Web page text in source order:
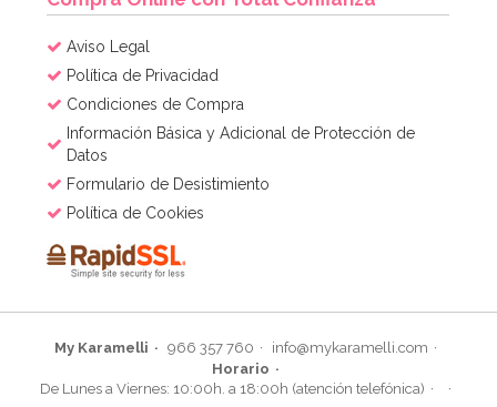
Aviso Legal
Política de Privacidad
Condiciones de Compra
Información Básica y Adicional de Protección de
Datos
Formulario de Desistimiento
Política de Cookies
My Karamelli 966 357 760
info@mykaramelli.com
Horario
De Lunes a Viernes: 10:00h. a 18:00h (atención telefónica)